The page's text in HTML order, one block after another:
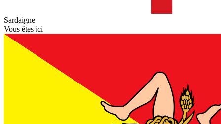
Sardaigne
Vous êtes ici